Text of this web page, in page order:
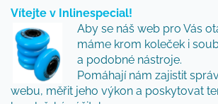
Vítejte v Inlinespecial!
Aby se náš web pro Vás
máme krom koleček i
a podobné nástroje.
Pomáhají nám zajistit
webu, měřit jeho výkon a poskytovat
Vložte svůj e-mail a my vám budeme
o nových produktech na našem e-
Přidejte se k nám a my Vám budeme
novinky a tipy.